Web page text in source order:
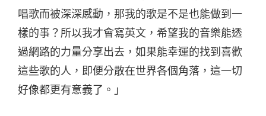
唱歌而被深深感動，那我的歌是不是也能做到一
樣的事？所以我才會寫英文，希望我的音樂能透
過網路的力量分享出去，如果能幸運的找到喜歡
這些歌的人，即便分散在世界各個角落，這一切
好像都更有意義了。」